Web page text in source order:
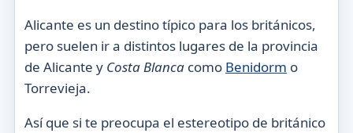
Alicante es un destino típico para los británicos,
pero suelen ir a distintos lugares de la provincia
de Alicante y Costa Blancacomo Benidorm o
Torrevieja.
Así que si te preocupa el estereotipo de británico